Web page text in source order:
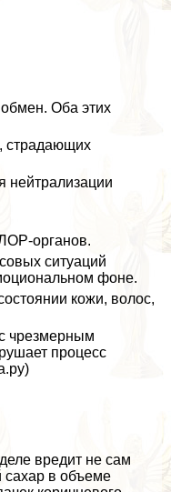
Оба этих
страдающих
нейтрализации
органов.
ситуаций
фоне.
кожи, волос,
чрезмерным
процесс
вредит не сам
сахар в объеме